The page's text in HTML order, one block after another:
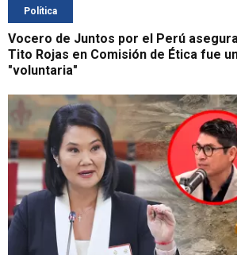
Política
Vocero de Juntos por el Perú
Tito Rojas en Comisión de Ética fue
"voluntaria"